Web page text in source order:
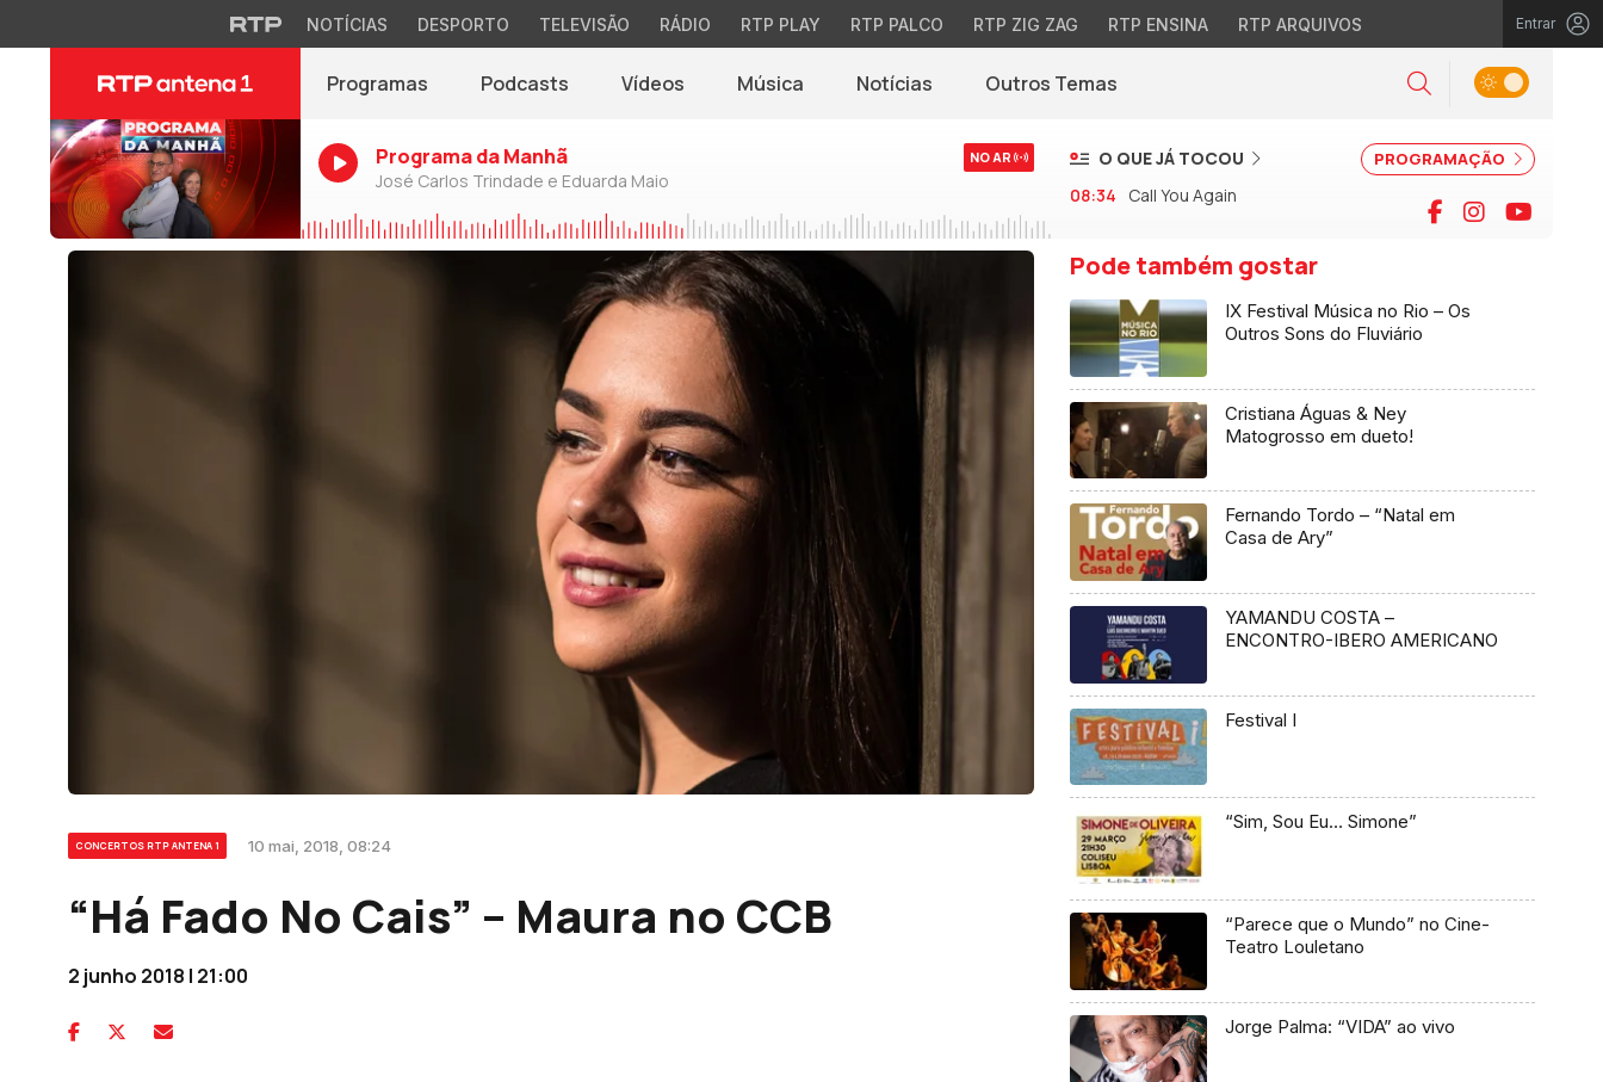
NOTÍCIAS DESPORTO TELEVISÃO RÁDIO RTP PLAY RTP PALCO RTP ZIG ZAG RTP ENSINA RTP ARQUIVOS Entrar
Programas Podcasts Vídeos Música Notícias(abre em nova janela)
Outros Temas Pesquisar
Alternar tema
Programa da Manhã
José Carlos Trindade e Eduarda Maio
NO AR PROGRAMAÇÃO
O QUE JÁ TOCOU
08:34
Call You Again Facebook
Instagram
CONCERTOS RTP ANTENA 1 10 mai, 2018, 08:24
“Há Fado No Cais” – Maura no CCB
2 junho 2018 | 21:00
Pode também gostar
IX Festival Música no Rio – Os
Outros Sons do Fluviário
Cristiana Águas & Ney
Matogrosso em dueto!
Fernando Tordo – “Natal em
Casa de Ary”
YAMANDU COSTA –
ENCONTRO-IBERO AMERICANO
Festival I
“Sim, Sou Eu… Simone”
“Parece que o Mundo” no Cine-
Teatro Louletano
Jorge Palma: “VIDA” ao vivo